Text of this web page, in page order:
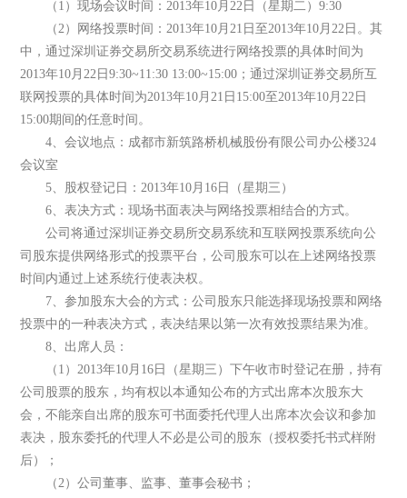
（1）现场会议时间：2013年10月22日（星期二）9:30
（2）网络投票时间：2013年10月21日至2013年10月22日。其
中，通过深圳证券交易所交易系统进行网络投票的具体时间为
2013年10月22日9:30~11:30 13:00~15:00；通过深圳证券交易所互
联网投票的具体时间为2013年10月21日15:00至2013年10月22日
15:00期间的任意时间。
4、会议地点：成都市新筑路桥机械股份有限公司办公楼324
会议室
5、股权登记日：2013年10月16日（星期三）
6、表决方式：现场书面表决与网络投票相结合的方式。
公司将通过深圳证券交易所交易系统和互联网投票系统向公
司股东提供网络形式的投票平台，公司股东可以在上述网络投票
时间内通过上述系统行使表决权。
7、参加股东大会的方式：公司股东只能选择现场投票和网络
投票中的一种表决方式，表决结果以第一次有效投票结果为准。
8、出席人员：
（1）2013年10月16日（星期三）下午收市时登记在册，持有
公司股票的股东，均有权以本通知公布的方式出席本次股东大
会，不能亲自出席的股东可书面委托代理人出席本次会议和参加
表决，股东委托的代理人不必是公司的股东（授权委托书式样附
后）；
（2）公司董事、监事、董事会秘书；